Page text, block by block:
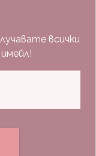
всички